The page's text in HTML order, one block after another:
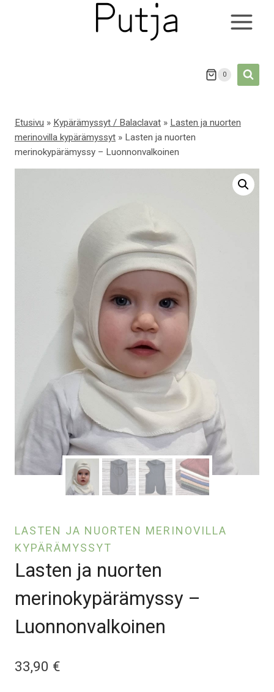
0
Etusivu » Kypärämyssyt / Balaclavat » Lasten ja nuorten
merinovilla kypärämyssyt » Lasten ja nuorten
merinokypärämyssy – Luonnonvalkoinen
LASTEN JA NUORTEN MERINOVILLA
KYPÄRÄMYSSYT
Lasten ja nuorten
merinokypärämyssy –
Luonnonvalkoinen
33,90 €